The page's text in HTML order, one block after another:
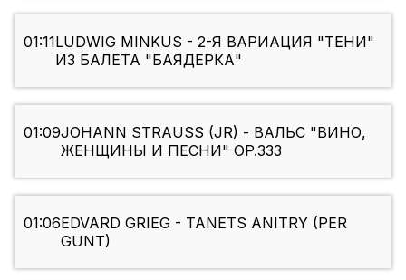
01:11LUDWIG MINKUS - 2-Я ВАРИАЦИЯ "ТЕНИ"
ИЗ БАЛЕТА "БАЯДЕРКА"
01:09JOHANN STRAUSS (JR) - ВАЛЬС "ВИНО,
ЖЕНЩИНЫ И ПЕСНИ" OP.333
01:06EDVARD GRIEG - TANETS ANITRY (PER
GUNT)